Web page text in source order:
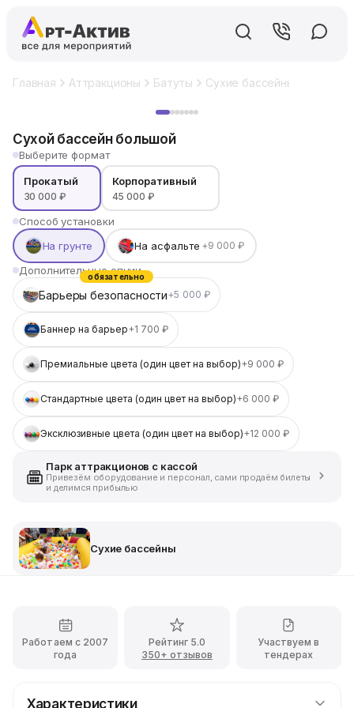
Главная Аттракционы Батуты Сухие бассейны
Сухой бассейн большой
Выберите формат
Прокатый
30 000 ₽
Корпоративный
45 000 ₽
Способ установки
На грунте
На асфальте +9 000 ₽
Дополнительные опции
Барьеры безопасности+5 000 ₽
обязательно
Баннер на барьер+1 700 ₽
Премиальные цвета (один цвет на выбор)+9 000 ₽
Стандартные цвета (один цвет на выбор)+6 000 ₽
Эксклюзивные цвета (один цвет на выбор)+12 000 ₽
Парк аттракционов с кассой
Привезём оборудование и персонал, сами продаём билеты
и делимся прибылью
Сухие бассейны
Работаем с 2007
года
Рейтинг 5.0
350+ отзывов
Участвуем в
тендерах
Характеристики